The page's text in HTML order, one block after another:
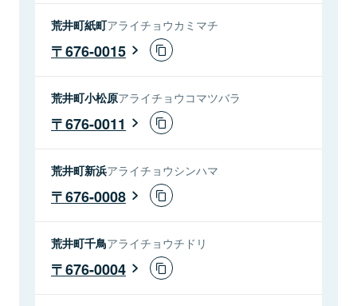
荒井町紙町アライチョウカミマチ
676-0015
荒井町小松原アライチョウコマツバラ
676-0011
荒井町新浜アライチョウシンハマ
676-0008
荒井町千鳥アライチョウチドリ
676-0004